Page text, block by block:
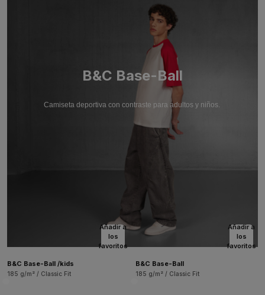
B&C Base-Ball
Camiseta deportiva con contraste para adultos y niños.
Añadir a
los
favoritos
B&C Base-Ball /kids
185 g/m² / Classic Fit
Añadir a
los
favoritos
B&C Base-Ball
185 g/m² / Classic Fit